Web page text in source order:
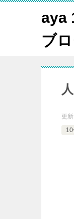
aya
ブ
更新